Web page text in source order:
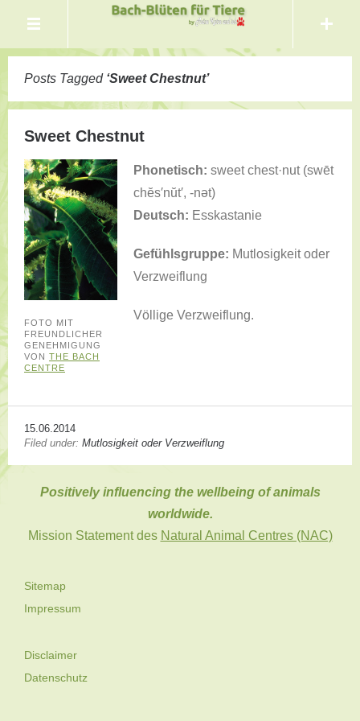
Posts Tagged ‘Sweet Chestnut’
Sweet Chestnut
FOTO MIT
FREUNDLICHER
GENEHMIGUNG
VON THE BACH
CENTRE
Phonetisch: sweet chest·nut (swēt
chĕs′nŭt′, -nət)
Deutsch: Esskastanie
Gefühlsgruppe: Mutlosigkeit oder
Verzweiflung
Völlige Verzweiflung.
15.06.2014
Filed under: Mutlosigkeit oder Verzweiflung
Positively influencing the wellbeing of animals
worldwide.
Mission Statement des Natural Animal Centres (NAC)
Sitemap
Impressum
Disclaimer
Datenschutz